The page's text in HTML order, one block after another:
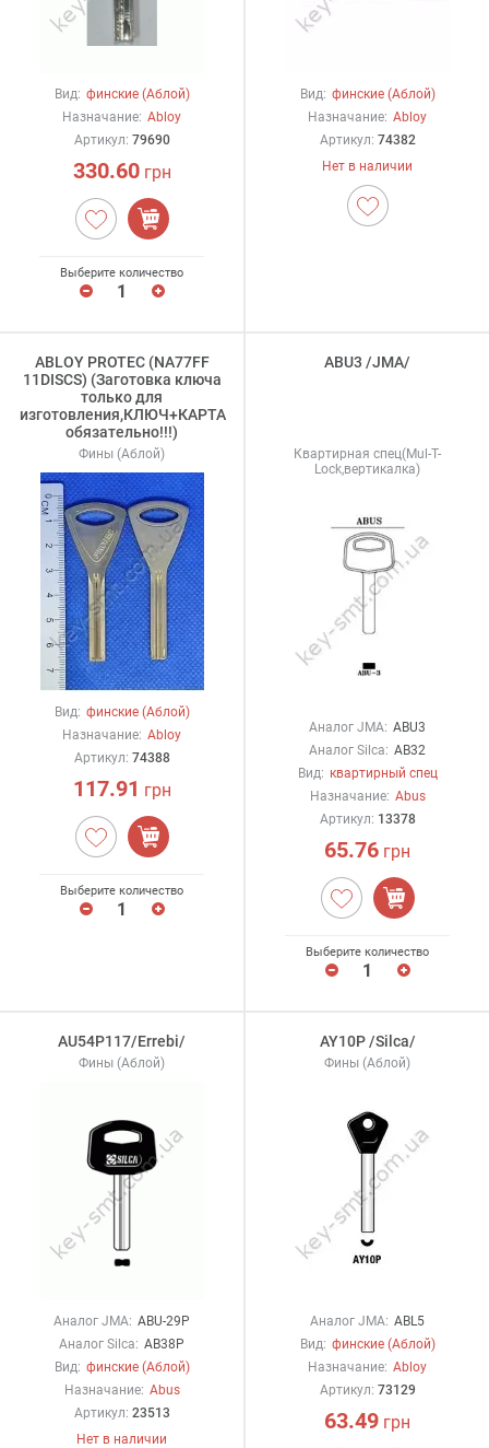
Вид: финские (Аблой)
Назначание: Abloy
Артикул: 79690
330.60грн
Выберите количество
Вид: финские (Аблой)
Назначание: Abloy
Артикул: 74382
Нет в наличии
ABLOY PROTEC (NA77FF
11DISCS) (Заготовка ключа
только для
изготовления,КЛЮЧ+КАРТА
обязательно!!!)
Фины (Аблой)
Вид: финские (Аблой)
Назначание: Abloy
Артикул: 74388
117.91 грн
Выберите количество
ABU3 /JMA/
Квартирная спец(Mul-T-
Lock,вертикалка)
Аналог JMA: ABU3
Аналог Silca: AB32
Вид: квартирный спец
Назначание: Abus
Артикул: 13378
65.76 грн
Выберите количество
AU54P117/Errebi/
Фины (Аблой)
Аналог JMA: ABU-29P
Аналог Silca: AB38P
Вид: финские (Аблой)
Назначание: Abus
Артикул: 23513
Нет в наличии
AY10P /Silca/
Фины (Аблой)
Аналог JMA: ABL5
Вид: финские (Аблой)
Назначание: Abloy
Артикул: 73129
63.49 грн